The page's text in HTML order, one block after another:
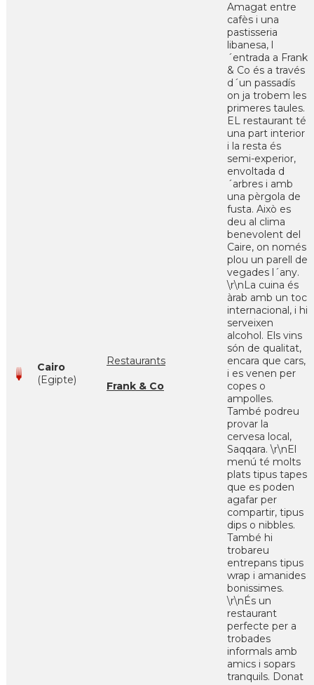
Cairo
(Egipte)
Restaurants
Frank & Co
Amagat entre
cafès i una
pastisseria
libanesa, l
´entrada a Frank
& Co és a través
d´un passadís
on ja trobem les
primeres taules.
EL restaurant té
una part interior
i la resta és
semi-experior,
envoltada d
´arbres i amb
una pèrgola de
fusta. Això es
deu al clima
benevolent del
Caire, on només
plou un parell de
vegades l´any.
\r\nLa cuina és
àrab amb un toc
internacional, i hi
serveixen
alcohol. Els vins
són de qualitat,
encara que cars,
i es venen per
copes o
ampolles.
També podreu
provar la
cervesa local,
Saqqara. \r\nEl
menú té molts
plats tipus tapes
que es poden
agafar per
compartir, tipus
dips o nibbles.
També hi
trobareu
entrepans tipus
wrap i amanides
bonissimes.
\r\nÉs un
restaurant
perfecte per a
trobades
informals amb
amics i sopars
tranquils. Donat